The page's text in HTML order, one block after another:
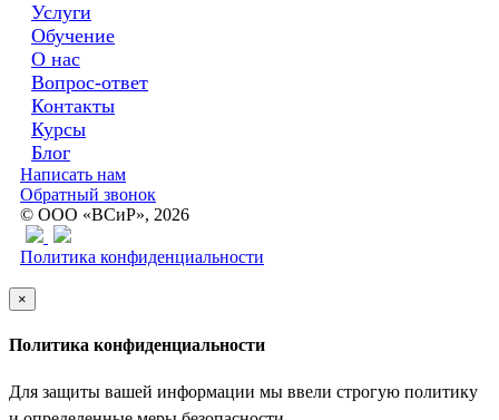
Услуги
Обучение
О нас
Вопрос-ответ
Контакты
Курсы
Блог
Написать нам
Обратный звонок
© ООО «ВСиР», 2026
Политика конфиденциальности
×
Политика конфиденциальности
Для защиты вашей информации мы ввели строгую политику